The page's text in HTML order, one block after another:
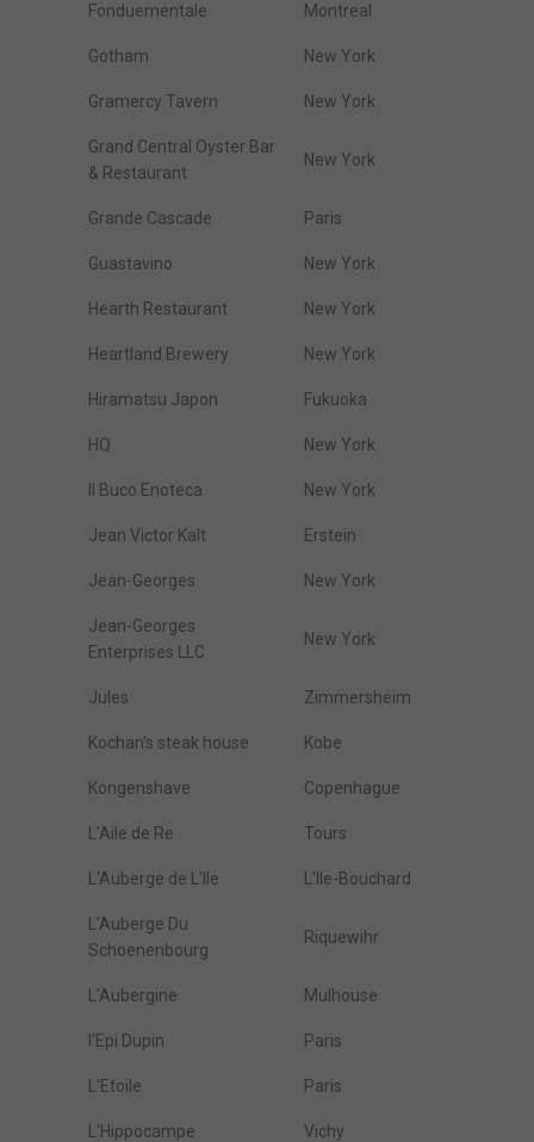
Fonduementale Montreal
Gotham New York
Gramercy Tavern New York
Grand Central Oyster Bar
& Restaurant
New York
Grande Cascade Paris
Guastavino New York
Hearth Restaurant New York
Heartland Brewery New York
Hiramatsu Japon Fukuoka
HQ New York
Il Buco Enoteca New York
Jean Victor Kalt Erstein
Jean-Georges New York
Jean-Georges
Enterprises LLC
New York
Jules Zimmersheim
Kochan's steak house Kobe
Kongenshave Copenhague
L'Aile de Re Tours
L'Auberge de L'Ile L'Ile-Bouchard
L'Auberge Du
Schoenenbourg
Riquewihr
L'Aubergine Mulhouse
l'Epi Dupin Paris
L'Etoile Paris
L'Hippocampe Vichy